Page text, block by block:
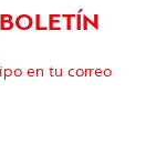
en tu correo